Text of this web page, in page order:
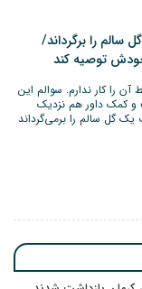
سالم را برگرداند/
خودش توصیه کند
را کار ندارم. سوالم این
کمک داور هم نزدیک
گل سالم را برمی‌گرداند